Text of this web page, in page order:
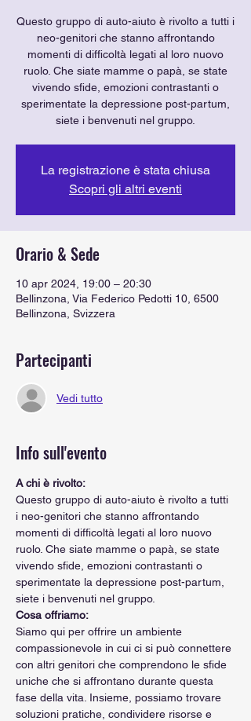
Questo gruppo di auto-aiuto è rivolto a tutti i
neo-genitori che stanno affrontando
momenti di difficoltà legati al loro nuovo
ruolo. Che siate mamme o papà, se state
vivendo sfide, emozioni contrastanti o
sperimentate la depressione post-partum,
La registrazione è stata chiusa
Scopri gli altri eventi
Orario & Sede
10 apr 2024, 19:00 – 20:30
Bellinzona, Via Federico Pedotti 10, 6500
Bellinzona, Svizzera
Partecipanti
Vedi tutto
Info sull'evento
A chi è rivolto:
Questo gruppo di auto-aiuto è rivolto a tutti
i neo-genitori che stanno affrontando
momenti di difficoltà legati al loro nuovo
ruolo. Che siate mamme o papà, se state
vivendo sfide, emozioni contrastanti o
sperimentate la depressione post-partum,
siete i benvenuti nel gruppo.
Cosa offriamo:
Siamo qui per offrire un ambiente
compassionevole in cui ci si può connettere
con altri genitori che comprendono le sfide
uniche che si affrontano durante questa
fase della vita. Insieme, possiamo trovare
soluzioni pratiche, condividere risorse e